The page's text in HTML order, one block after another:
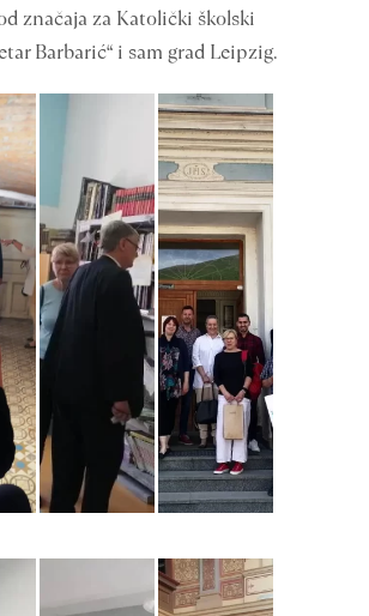
značaja za Katolički školski
Barbarić“ i sam grad Leipzig.